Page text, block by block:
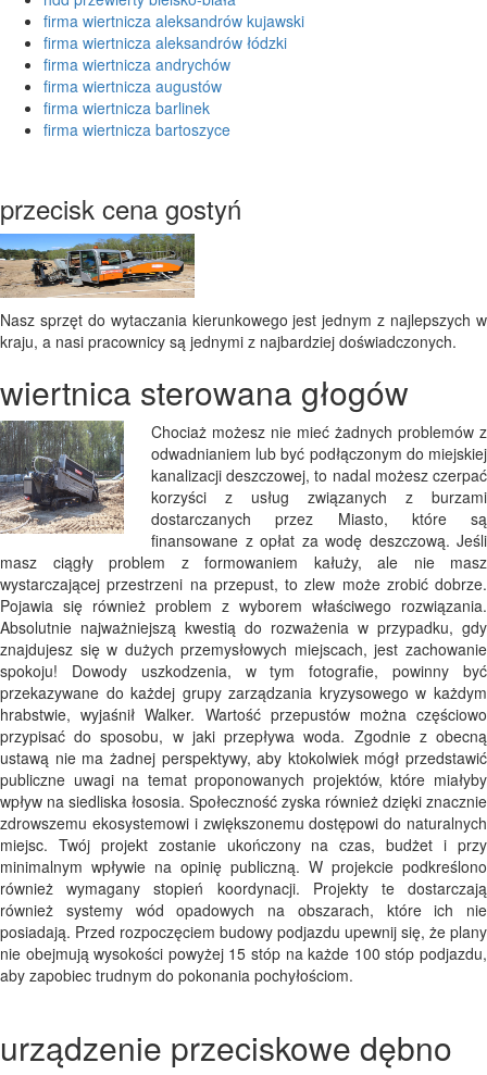
firma wiertnicza aleksandrów kujawski
firma wiertnicza aleksandrów łódzki
firma wiertnicza andrychów
firma wiertnicza augustów
firma wiertnicza barlinek
firma wiertnicza bartoszyce
przecisk cena gostyń
Nasz sprzęt do wytaczania kierunkowego jest jednym z najlepszych w
kraju, a nasi pracownicy są jednymi z najbardziej doświadczonych.
wiertnica sterowana głogów
Chociaż możesz nie mieć żadnych problemów z
odwadnianiem lub być podłączonym do miejskiej
kanalizacji deszczowej, to nadal możesz czerpać
korzyści z usług związanych z burzami
dostarczanych przez Miasto, które są
finansowane z opłat za wodę deszczową. Jeśli
masz ciągły problem z formowaniem kałuży, ale nie masz
wystarczającej przestrzeni na przepust, to zlew może zrobić dobrze.
Pojawia się również problem z wyborem właściwego rozwiązania.
Absolutnie najważniejszą kwestią do rozważenia w przypadku, gdy
znajdujesz się w dużych przemysłowych miejscach, jest zachowanie
spokoju! Dowody uszkodzenia, w tym fotografie, powinny być
przekazywane do każdej grupy zarządzania kryzysowego w każdym
hrabstwie, wyjaśnił Walker. Wartość przepustów można częściowo
przypisać do sposobu, w jaki przepływa woda. Zgodnie z obecną
ustawą nie ma żadnej perspektywy, aby ktokolwiek mógł przedstawić
publiczne uwagi na temat proponowanych projektów, które miałyby
wpływ na siedliska łososia. Społeczność zyska również dzięki znacznie
zdrowszemu ekosystemowi i zwiększonemu dostępowi do naturalnych
miejsc. Twój projekt zostanie ukończony na czas, budżet i przy
minimalnym wpływie na opinię publiczną. W projekcie podkreślono
również wymagany stopień koordynacji. Projekty te dostarczają
również systemy wód opadowych na obszarach, które ich nie
posiadają. Przed rozpoczęciem budowy podjazdu upewnij się, że plany
nie obejmują wysokości powyżej 15 stóp na każde 100 stóp podjazdu,
aby zapobiec trudnym do pokonania pochyłościom.
urządzenie przeciskowe dębno